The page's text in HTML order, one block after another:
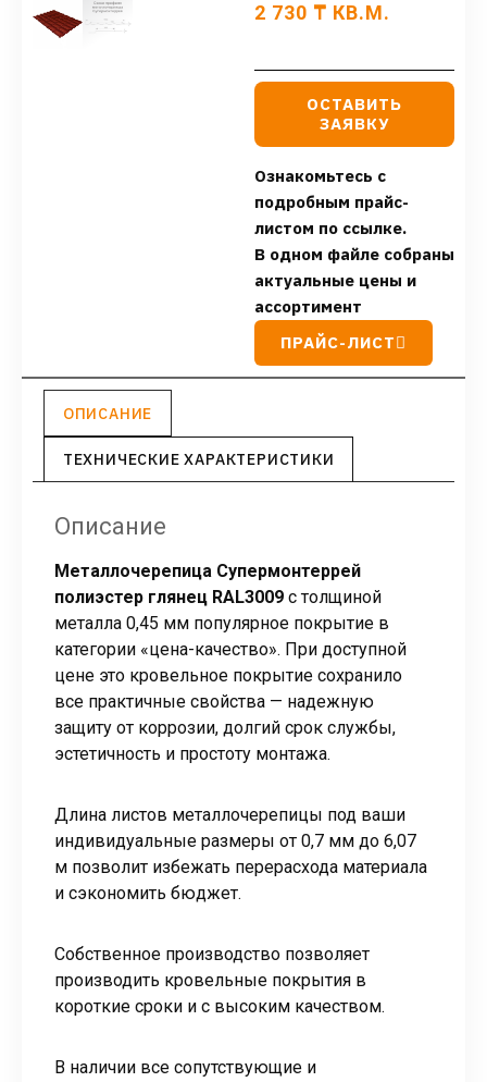
2 730 ₸ КВ.М.
ОСТАВИТЬ
ЗАЯВКУ
Ознакомьтесь с
подробным прайс-
листом по ссылке.
В одном файле собраны
актуальные цены и
ассортимент
ПРАЙС-ЛИСТ
ОПИСАНИЕ
ТЕХНИЧЕСКИЕ ХАРАКТЕРИСТИКИ
Описание
Металлочерепица Супермонтеррей
полиэстер глянец RAL3009 с толщиной
металла 0,45 мм популярное покрытие в
категории «цена-качество». При доступной
цене это кровельное покрытие сохранило
все практичные свойства — надежную
защиту от коррозии, долгий срок службы,
эстетичность и простоту монтажа.
Длина листов металлочерепицы под ваши
индивидуальные размеры от 0,7 мм до 6,07
м позволит избежать перерасхода материала
и сэкономить бюджет.
Собственное производство позволяет
производить кровельные покрытия в
короткие сроки и с высоким качеством.
В наличии все сопутствующие и